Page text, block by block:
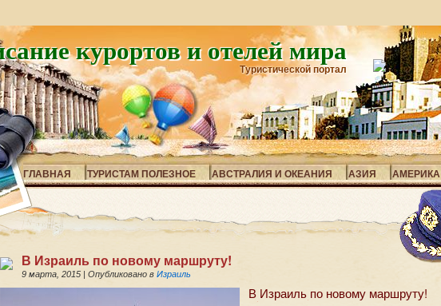
курортов и отелей мира
Туристической портал
ГЛАВНАЯ ТУРИСТАМ ПОЛЕЗНОЕ АВСТРАЛИЯ И ОКЕАНИЯ АЗИЯ АМЕРИКА
В Израиль по новому маршруту!
9 марта, 2015 | Опубликовано в Израиль
В Израиль по новому маршруту!